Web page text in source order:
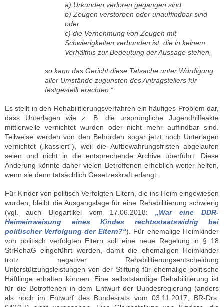
a) Urkunden verloren gegangen sind,
b) Zeugen verstorben oder unauffindbar sind
oder
c) die Vernehmung von Zeugen mit
Schwierigkeiten verbunden ist, die in keinem
Verhältnis zur Bedeutung der Aussage stehen,
so kann das Gericht diese Tatsache unter Würdigung
aller Umstände zugunsten des Antragstellers für
festgestellt erachten.“
Es stellt in den Rehabilitierungsverfahren ein häufiges Problem dar,
dass Unterlagen wie z. B. die ursprüngliche Jugendhilfeakte
mittlerweile vernichtet wurden oder nicht mehr auffindbar sind.
Teilweise werden von den Behörden sogar jetzt noch Unterlagen
vernichtet („kassiert“), weil die Aufbewahrungsfristen abgelaufen
seien und nicht in die entsprechende Archive überführt. Diese
Änderung könnte daher vielen Betroffenen erheblich weiter helfen,
wenn sie denn tatsächlich Gesetzeskraft erlangt.
Für Kinder von politisch Verfolgten Eltern, die ins Heim eingewiesen
wurden, bleibt die Ausgangslage für eine Rehabilitierung schwierig
(vgl. auch Blogartikel vom 17.06.2018:„War eine DDR-
Heimeinweisung eines Kindes rechtsstaatswidrig bei
politischer Verfolgung der Eltern?“). Für ehemalige Heimkinder
von politisch verfolgten Eltern soll eine neue Regelung in § 18
StrRehaG eingeführt werden, damit die ehemaligen Heimkinder
trotz negativer Rehabilitierungsentscheidung
Unterstützungsleistungen von der Stiftung für ehemalige politische
Häftlinge erhalten können. Eine selbstständige Rehabilitierung ist
für die Betroffenen in dem Entwurf der Bundesregierung (anders
als noch im Entwurf des Bundesrats vom 03.11.2017, BR-Drs.